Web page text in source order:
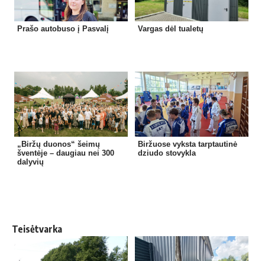
Prašo autobuso į Pasvalį Vargas dėl tualetų
„Biržų duonos“ šeimų
šventėje – daugiau nei 300
dalyvių
Biržuose vyksta tarptautinė
dziudo stovykla
Teisėtvarka